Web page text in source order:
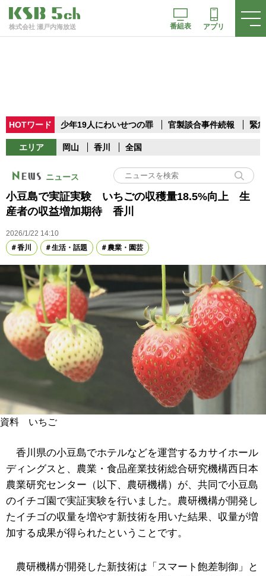
株式会社 瀬戸内海放送 番組表 アプリ
HOTワード 少年19人にわいせつの罪 官製談合事件続報 緊
エリア 岡山 香川 全国
ニュース
小豆島で実証実験 いちごの収穫量18.5%向上 生
産者の収益増加期待 香川
2026/1/22 14:10
香川
生活・話題 農業・園芸
資料 いちご
香川県の小豆島でホテルなどを運営するカサイホール
ディングスと、農業・食品産業技術総合研究機構西日本
農業研究センター（以下、農研機構）が、共同で小豆島
のイチゴ園で実証実験を行いました。農研機構が開発し
たイチゴの収量を増やす新技術を用いた結果、収量が増
加する成果が得られたということです。
農研機構が開発した新技術は「スマート飽差制御」と